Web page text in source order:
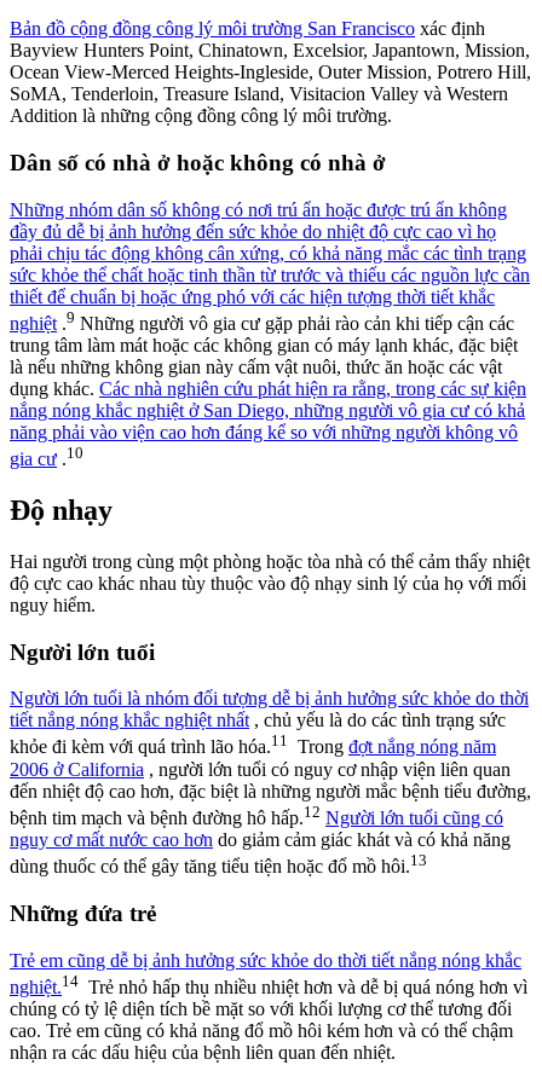
Bản đồ cộng đồng công lý môi trường San Francisco xác định
Bayview Hunters Point, Chinatown, Excelsior, Japantown, Mission,
Ocean View-Merced Heights-Ingleside, Outer Mission, Potrero Hill,
SoMA, Tenderloin, Treasure Island, Visitacion Valley và Western
Addition là những cộng đồng công lý môi trường.
Dân số có nhà ở hoặc không có nhà ở
Những nhóm dân số không có nơi trú ẩn hoặc được trú ẩn không
đầy đủ dễ bị ảnh hưởng đến sức khỏe do nhiệt độ cực cao vì họ
phải chịu tác động không cân xứng, có khả năng mắc các tình trạng
sức khỏe thể chất hoặc tinh thần từ trước và thiếu các nguồn lực cần
thiết để chuẩn bị hoặc ứng phó với các hiện tượng thời tiết khắc
nghiệt .9 Những người vô gia cư gặp phải rào cản khi tiếp cận các
trung tâm làm mát hoặc các không gian có máy lạnh khác, đặc biệt
là nếu những không gian này cấm vật nuôi, thức ăn hoặc các vật
dụng khác. Các nhà nghiên cứu phát hiện ra rằng, trong các sự kiện
nắng nóng khắc nghiệt ở San Diego, những người vô gia cư có khả
năng phải vào viện cao hơn đáng kể so với những người không vô
gia cư .10
Độ nhạy
Hai người trong cùng một phòng hoặc tòa nhà có thể cảm thấy nhiệt
độ cực cao khác nhau tùy thuộc vào độ nhạy sinh lý của họ với mối
nguy hiểm.
Người lớn tuổi
Người lớn tuổi là nhóm đối tượng dễ bị ảnh hưởng sức khỏe do thời
tiết nắng nóng khắc nghiệt nhất, chủ yếu là do các tình trạng sức
khỏe đi kèm với quá trình lão hóa.11 Trong đợt nắng nóng năm
2006 ở California , người lớn tuổi có nguy cơ nhập viện liên quan
đến nhiệt độ cao hơn, đặc biệt là những người mắc bệnh tiểu đường,
bệnh tim mạch và bệnh đường hô hấp.12 Người lớn tuổi cũng có
nguy cơ mất nước cao hơn do giảm cảm giác khát và có khả năng
dùng thuốc có thể gây tăng tiểu tiện hoặc đổ mồ hôi.13
Những đứa trẻ
Trẻ em cũng dễ bị ảnh hưởng sức khỏe do thời tiết nắng nóng khắc
nghiệt.14 Trẻ nhỏ hấp thụ nhiều nhiệt hơn và dễ bị quá nóng hơn vì
chúng có tỷ lệ diện tích bề mặt so với khối lượng cơ thể tương đối
cao. Trẻ em cũng có khả năng đổ mồ hôi kém hơn và có thể chậm
nhận ra các dấu hiệu của bệnh liên quan đến nhiệt.